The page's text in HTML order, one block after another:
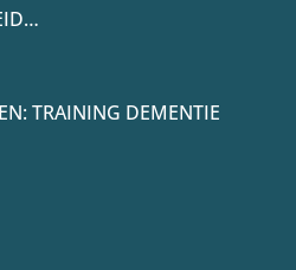
TRAINING DEMENTIE